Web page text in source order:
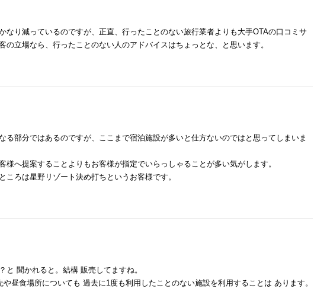
なり減っているのですが、正直、行ったことのない旅行業者よりも大手OTAの口コミサ
立場なら、行ったことのない人のアドバイスはちょっとな、と思います。
る部分ではあるのですが、ここまで宿泊施設が多いと仕方ないのではと思ってしまいま
へ提案することよりもお客様が指定でいらっしゃることが多い気がします。
ろは星野リゾート決め打ちというお客様です。
聞かれると。結構 販売してますね。
昼食場所についても 過去に1度も利用したことのない施設を利用することは あります。